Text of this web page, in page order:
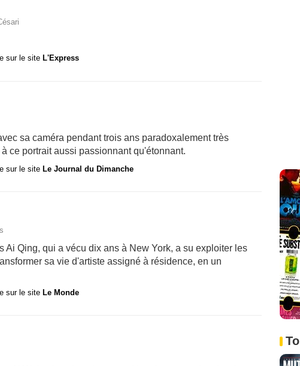
sur le site L'Express
sa caméra pendant trois ans paradoxalement très
ce portrait aussi passionnant qu'étonnant.
sur le site Le Journal du Dimanche
Ai Qing, qui a vécu dix ans à New York, a su exploiter les
sa vie d'artiste assigné à résidence, en un
sur le site Le Monde